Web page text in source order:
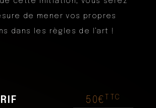
de mener vos propres
dans les règles de l’art !
50€ TTC